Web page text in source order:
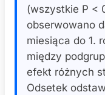
(wszystkie P <
obserwowano
miesiąca do 1.
między
efekt różnych
Odsetek